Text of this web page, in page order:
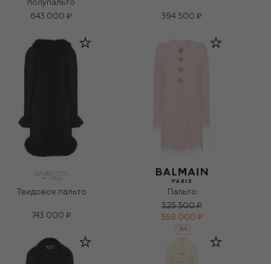
полупальто
643 000 ₽
394 500 ₽
Твидовое пальто
743 000 ₽
Пальто
525 500 ₽
368 000 ₽
-30%